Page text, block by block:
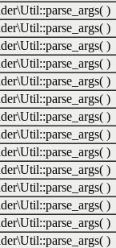
)
)
)
)
)
)
)
)
)
)
)
)
)
)